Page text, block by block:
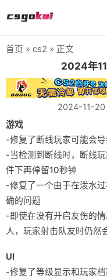
首页 » cs2 » 正文
2024年
2024-11-20
游戏
-修复了断线玩家可能会
-当检测到断线时，断线
件下再停留10秒钟
-修复了一个由于在泼水
确的问题
-即使在没有开启友伤的
人，玩家射击队友时仍然
UI
-修复了等级显示和玩家